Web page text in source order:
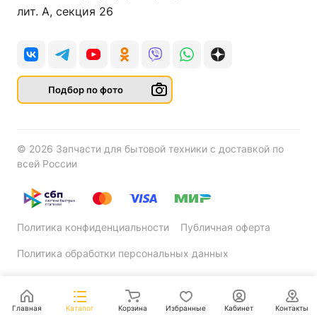
лит. А, секция 26
Подбор по фото
© 2026 Запчасти для бытовой техники с доставкой по
всей России
Политика конфиденциальности Публичная оферта
Политика обработки персональных данных
Главная Каталог Корзина Избранные Кабинет Контакты